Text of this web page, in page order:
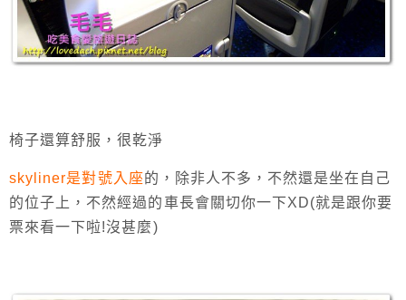
椅子還算舒服，很乾淨
skyliner是對號入座的，除非人不多，不然還是坐在自己
的位子上，不然經過的車長會關切你一下XD(就是跟你要
票來看一下啦!沒甚麼)